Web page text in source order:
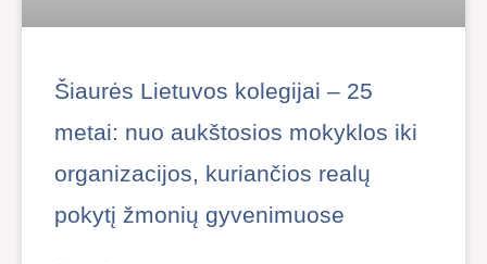
Šiaurės Lietuvos kolegijai – 25
metai: nuo aukštosios mokyklos iki
organizacijos, kuriančios realų
pokytį žmonių gyvenimuose